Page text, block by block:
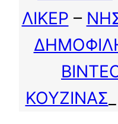
ΛΙΚΕΡ –
ΚΟΥΖΙΝΑΣ